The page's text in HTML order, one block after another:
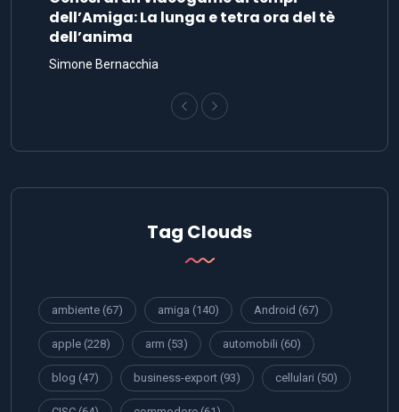
dell’Amiga: La lunga e tetra ora del tè
dell’anima
Simone Bernacchia
Tag Clouds
ambiente (67) amiga (140) Android (67)
apple (228) arm (53) automobili (60)
blog (47) business-export (93) cellulari (50)